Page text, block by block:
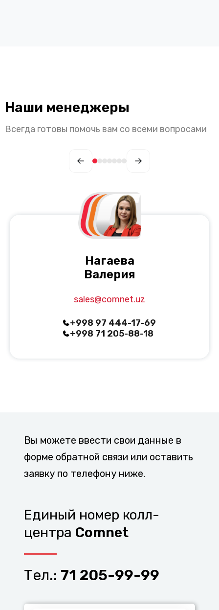
Наши менеджеры
Всегда готовы помочь вам со всеми вопросами
Нагаева
Валерия
sales@comnet.uz
+998 97 444-17-69
+998 71 205-88-18
Вы можете ввести свои данные в
форме обратной связи или оставить
заявку по телефону ниже.
Единый номер колл-
центра Comnet
Тел.: 71 205-99-99